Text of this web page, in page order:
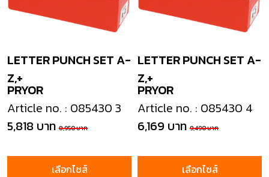
PRYOR
LETTER PUNCH SET A-
Z,+
Article no. : 085430 3
5,818 บาท 8,950 บาท
เลือกไซส์
PRYOR
LETTER PUNCH SET A-
Z,+
Article no. : 085430 4
6,169 บาท 9,490 บาท
เลือกไซส์